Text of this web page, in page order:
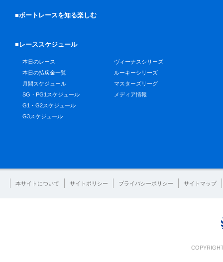
■ボートレースを知る楽しむ
■レーススケジュール
本日のレース
本日の払戻金一覧
月間スケジュール
SG・PG1スケジュール
G1・G2スケジュール
G3スケジュール
ヴィーナスシリーズ
ルーキーシリーズ
マスターズリーグ
メディア情報
本サイトについて サイトポリシー プライバシーポリシー サイトマップ